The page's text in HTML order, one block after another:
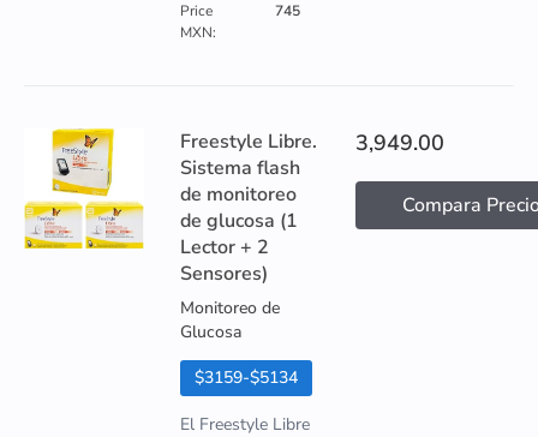
Price
MXN:
745
Freestyle Libre.
Sistema flash
de monitoreo
de glucosa (1
Lector + 2
Sensores)
Monitoreo de
Glucosa
$3159-$5134
El Freestyle Libre
3,949.00
Compara